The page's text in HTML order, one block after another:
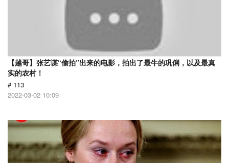
【越哥】张艺谋“偷拍”出来的电影，拍出了最牛的巩俐，以及最真
实的农村！
# 113
2022-03-02 10:09